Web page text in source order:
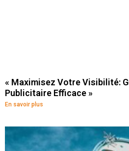
« Maximisez Votre Visibilité:
Publicitaire Efficace »
En savoir plus